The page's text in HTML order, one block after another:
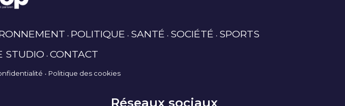
POLITIQUE SANTÉ SOCIÉTÉ SPORTS
STUDIO CONTACT
Politique des cookies
Réseaux sociaux